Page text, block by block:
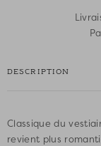
DESCRIPTION
Classique du
revient plus